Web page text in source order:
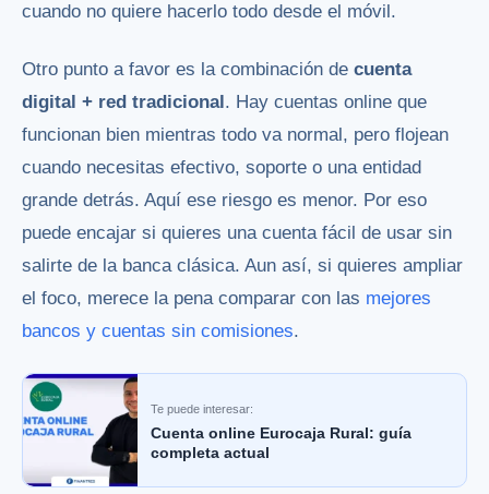
cuando no quiere hacerlo todo desde el móvil.
Otro punto a favor es la combinación de cuenta
digital + red tradicional . Hay cuentas online que
funcionan bien mientras todo va normal, pero flojean
cuando necesitas efectivo, soporte o una entidad
grande detrás. Aquí ese riesgo es menor. Por eso
puede encajar si quieres una cuenta fácil de usar sin
salirte de la banca clásica. Aun así, si quieres ampliar
el foco, merece la pena comparar con las mejores
bancos y cuentas sin comisiones.
Te puede interesar:
Cuenta online Eurocaja Rural: guía
completa actual